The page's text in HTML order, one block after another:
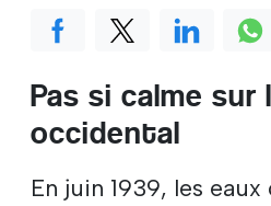
Pas si calme
occidental
En juin 1939, les